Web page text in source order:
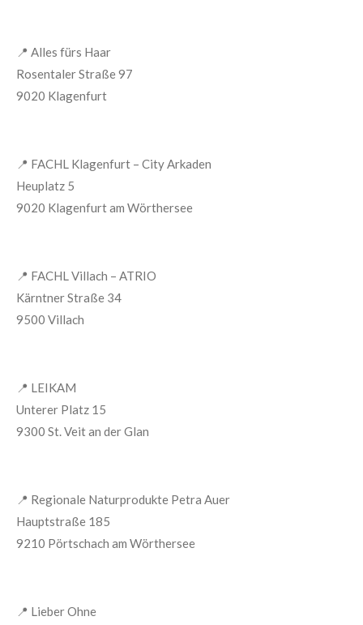
📍 Alles fürs Haar
Rosentaler Straße 97
9020 Klagenfurt
📍 FACHL Klagenfurt – City Arkaden
Heuplatz 5
9020 Klagenfurt am Wörthersee
📍 FACHL Villach – ATRIO
Kärntner Straße 34
9500 Villach
📍 LEIKAM
Unterer Platz 15
9300 St. Veit an der Glan
📍 Regionale Naturprodukte Petra Auer
Hauptstraße 185
9210 Pörtschach am Wörthersee
📍 Lieber Ohne